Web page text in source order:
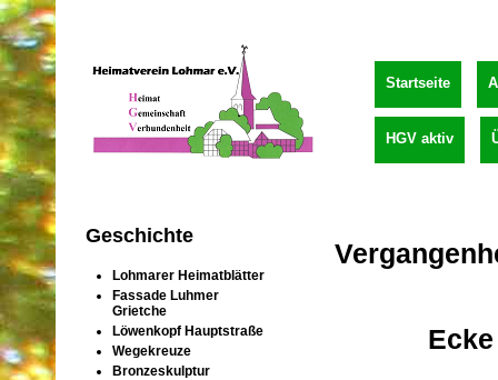
Startseite
HGV aktiv
Geschichte
Lohmarer Heimatblätter
Fassade Luhmer
Grietche
Löwenkopf Hauptstraße
Wegekreuze
Bronzeskulptur